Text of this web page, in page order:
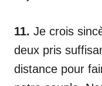
11. Je crois
deux pris
distance pour